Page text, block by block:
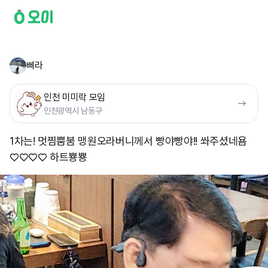
삐라
인천 미미락 모임
인천광역시 남동구
1차는! 멋찜뿜붐 맹원오라버니께서 빵야빵야!! 쏴주셨네욤
♡♡♡♡ 하트뿅뿅